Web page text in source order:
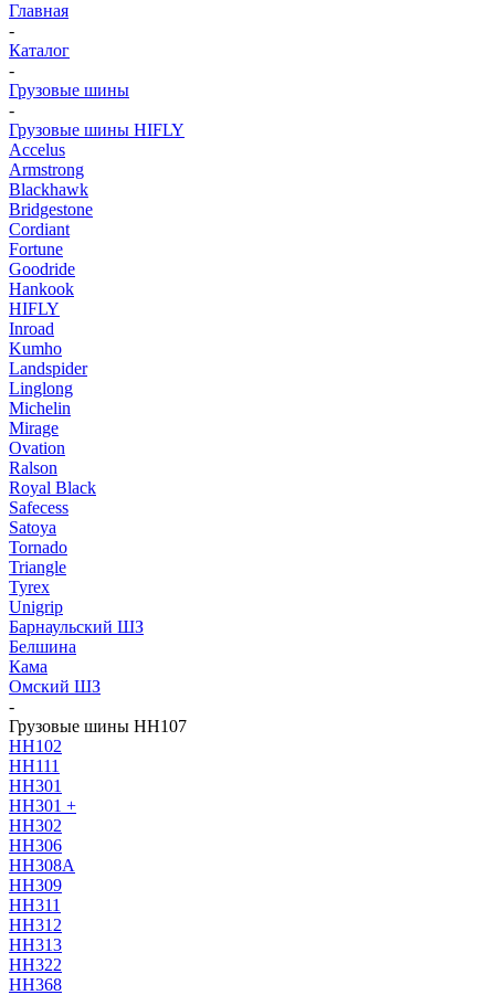
Главная
-
Каталог
-
Грузовые шины
-
Грузовые шины HIFLY
Accelus
Armstrong
Blackhawk
Bridgestone
Cordiant
Fortune
Goodride
Hankook
HIFLY
Inroad
Kumho
Landspider
Linglong
Michelin
Mirage
Ovation
Ralson
Royal Black
Safecess
Satoya
Tornado
Triangle
Tyrex
Unigrip
Барнаульский ШЗ
Белшина
Кама
Омский ШЗ
-
Грузовые шины HH107
HH102
HH111
HH301
HH301 +
HH302
HH306
HH308A
HH309
HH311
HH312
HH313
HH322
HH368